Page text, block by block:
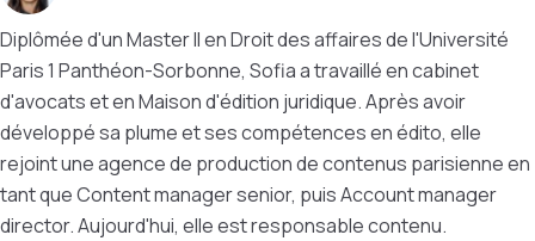
Diplômée d'un Master II en Droit des affaires de l'Université
Paris 1 Panthéon-Sorbonne, Sofia a travaillé en cabinet
d'avocats et en Maison d'édition juridique. Après avoir
développé sa plume et ses compétences en édito, elle
rejoint une agence de production de contenus parisienne en
tant que Content manager senior, puis Account manager
director. Aujourd'hui, elle est responsable contenu.